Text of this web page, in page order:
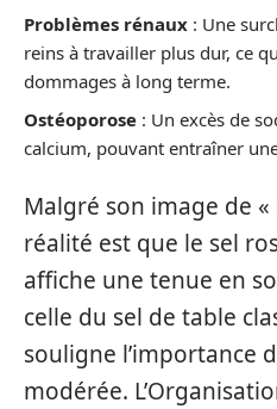
Problèmes rénaux : Une
reins à travailler plus dur, ce
dommages à long terme.
Ostéoporose : Un excès de
calcium, pouvant entraîner
Malgré son image de «
réalité est que le sel
affiche une tenue en
celle du sel de table
souligne l’importance
modérée.